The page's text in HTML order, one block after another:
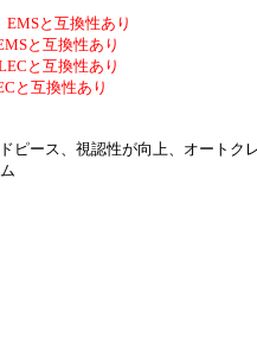
と互換性あり
と互換性あり
と互換性あり
と互換性あり
ピース、視認性が向上、オートク